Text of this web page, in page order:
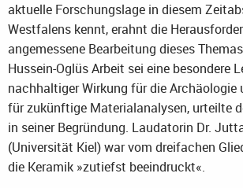
aktuelle Forschungslage in diesem
Westfalens kennt, erahnt die
angemessene Bearbeitung dieses
Hussein-Oglüs Arbeit sei eine besondere
nachhaltiger Wirkung für die Archäologie
für zukünftige Materialanalysen, urteilte
in seiner Begründung. Laudatorin Dr.
(Universität Kiel) war vom dreifachen
die Keramik »zutiefst beeindruckt«.